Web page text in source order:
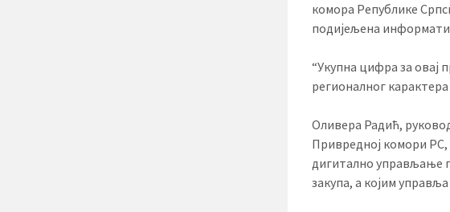
комора Републике
подијељена
“Укупна цифра за овај
регионалног
Оливера Радић,
Привредној комори РС,
дигитално управљање
закупа, а којим